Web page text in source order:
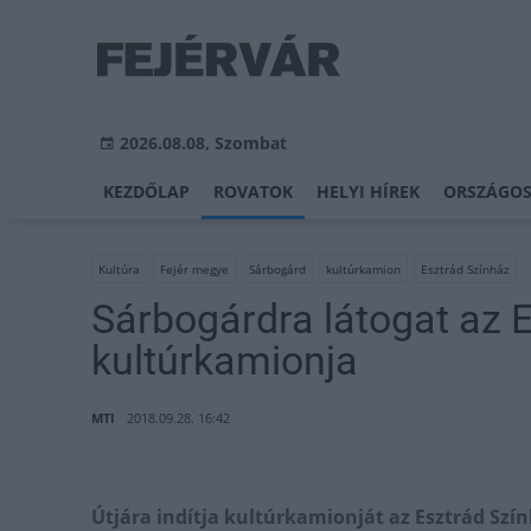
2026.08.08, Szombat
KEZDŐLAP ROVATOK HELYI HÍREK
Kultúra Fejér megye Sárbogárd kultúrkamion Esztrád Színház
Sárbogárdra látogat az
kultúrkamionja
MTI 2018.09.28. 16:42
Útjára indítja kultúrkamionját az Esztrád